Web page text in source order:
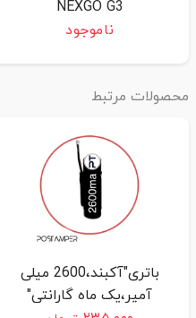
NEXGO G3
ناموجود
مرتبط
باتری"آکبند،2600 میلی
آمپر،یک ماه گارانتی"